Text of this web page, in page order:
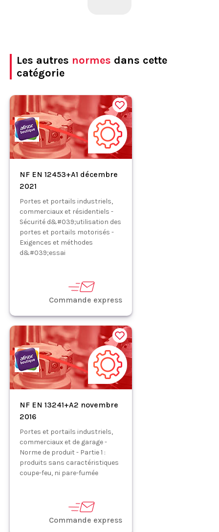
Les autres normes dans cette
catégorie
NF EN 12453+A1 décembre
2021
Portes et portails industriels,
commerciaux et résidentiels -
Sécurité d&#039;utilisation des
portes et portails motorisés -
Exigences et méthodes
d&#039;essai
Commande express
NF EN 13241+A2 novembre
2016
Portes et portails industriels,
commerciaux et de garage -
Norme de produit - Partie 1 :
produits sans caractéristiques
coupe-feu, ni pare-fumée
Commande express